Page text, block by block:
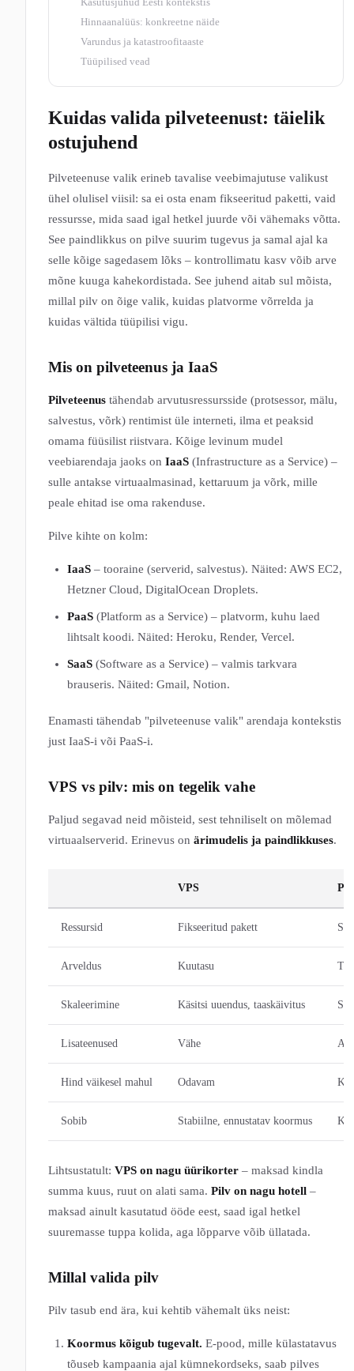
Hinnaanalüüs: konkreetne näide
Varundus ja katastroofitaaste
Tüüpilised vead
Kuidas valida pilveteenust: täielik
ostujuhend
Pilveteenuse valik erineb tavalise veebimajutuse valikust
ühel olulisel viisil: sa ei osta enam fikseeritud paketti, vaid
ressursse, mida saad igal hetkel juurde või vähemaks võtta.
See paindlikkus on pilve suurim tugevus ja samal ajal ka
selle kõige sagedasem lõks – kontrollimatu kasv võib arve
mõne kuuga kahekordistada. See juhend aitab sul mõista,
millal pilv on õige valik, kuidas platvorme võrrelda ja
kuidas vältida tüüpilisi vigu.
Mis on pilveteenus ja IaaS
Pilveteenus tähendab arvutusressursside (protsessor, mälu,
salvestus, võrk) rentimist üle interneti, ilma et peaksid
omama füüsilist riistvara. Kõige levinum mudel
veebiarendaja jaoks on IaaS (Infrastructure as a Service) –
sulle antakse virtuaalmasinad, kettaruum ja võrk, mille
peale ehitad ise oma rakenduse.
Pilve kihte on kolm:
IaaS – tooraine (serverid, salvestus). Näited: AWS EC2,
Hetzner Cloud, DigitalOcean Droplets.
PaaS (Platform as a Service) – platvorm, kuhu laed
lihtsalt koodi. Näited: Heroku, Render, Vercel.
SaaS (Software as a Service) – valmis tarkvara
brauseris. Näited: Gmail, Notion.
Enamasti tähendab "pilveteenuse valik" arendaja kontekstis
just IaaS-i või PaaS-i.
VPS vs pilv: mis on tegelik vahe
Paljud segavad neid mõisteid, sest tehniliselt on mõlemad
virtuaalserverid. Erinevus on ärimudelis ja paindlikkuses.
VPS
Ressursid Fikseeritud pakett
Arveldus Kuutasu
Skaleerimine Käsitsi uuendus, taaskäivitus
Lisateenused Vähe
Hind väikesel mahul Odavam
Sobib Stabiilne, ennustatav koormus
Lihtsustatult: VPS on nagu üürikorter – maksad kindla
summa kuus, ruut on alati sama. Pilv on nagu hotell –
maksad ainult kasutatud ööde eest, saad igal hetkel
suuremasse tuppa kolida, aga lõpparve võib üllatada.
Millal valida pilv
Pilv tasub end ära, kui kehtib vähemalt üks neist:
Koormus kõigub tugevalt. E-pood, mille külastatavus
tõuseb kampaania ajal kümnekordseks, saab pilves